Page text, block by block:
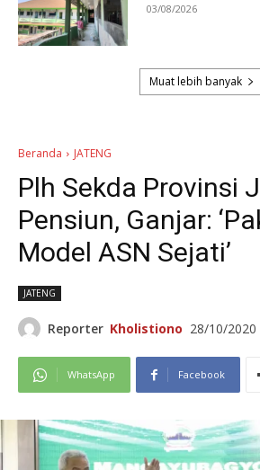
03/08/2026
Muat lebih banyak